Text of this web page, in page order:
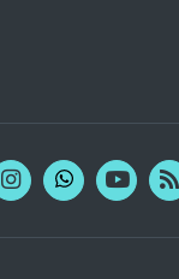
Instagram